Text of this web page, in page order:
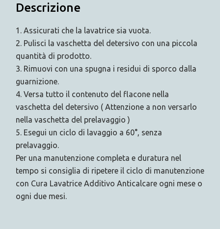
Descrizione
1. Assicurati che la lavatrice sia vuota.
2. Pulisci la vaschetta del detersivo con una piccola
quantità di prodotto.
3. Rimuovi con una spugna i residui di sporco dalla
guarnizione.
4. Versa tutto il contenuto del flacone nella
vaschetta del detersivo ( Attenzione a non versarlo
nella vaschetta del prelavaggio )
5. Esegui un ciclo di lavaggio a 60°, senza
prelavaggio.
Per una manutenzione completa e duratura nel
tempo si consiglia di ripetere il ciclo di manutenzione
con Cura Lavatrice Additivo Anticalcare ogni mese o
ogni due mesi.